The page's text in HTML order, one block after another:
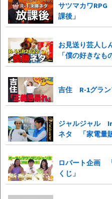
サツマカワ
課後」
お見送り芸人
「僕の好きなも
吉住 R-1グラン
ジャルジャル
ネタ 「家電量
ロバート企画
くじ」